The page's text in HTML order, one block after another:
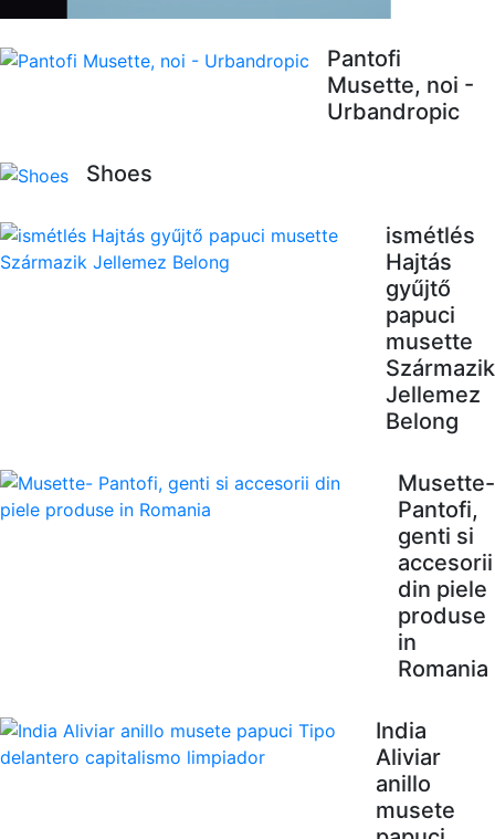
Pantofi
Musette, noi -
Urbandropic
Shoes
ismétlés
Hajtás
gyűjtő
papuci
musette
Származik
Jellemez
Belong
Musette-
Pantofi,
genti si
accesorii
din piele
produse
in
Romania
India
Aliviar
anillo
musete